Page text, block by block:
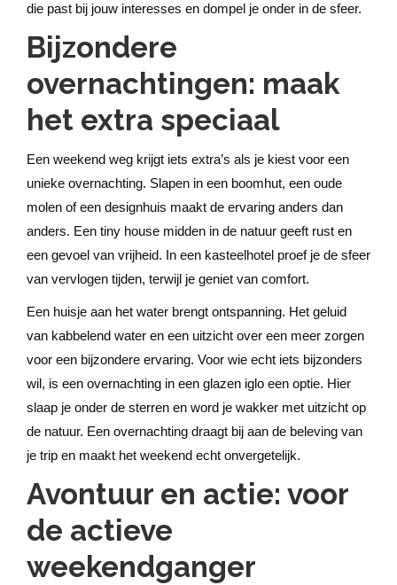
die past bij jouw interesses en dompel je onder in de sfeer.
Bijzondere
overnachtingen: maak
het extra speciaal
Een weekend weg krijgt iets extra’s als je kiest voor een
unieke overnachting. Slapen in een boomhut, een oude
molen of een designhuis maakt de ervaring anders dan
anders. Een tiny house midden in de natuur geeft rust en
een gevoel van vrijheid. In een kasteelhotel proef je de sfeer
van vervlogen tijden, terwijl je geniet van comfort.
Een huisje aan het water brengt ontspanning. Het geluid
van kabbelend water en een uitzicht over een meer zorgen
voor een bijzondere ervaring. Voor wie echt iets bijzonders
wil, is een overnachting in een glazen iglo een optie. Hier
slaap je onder de sterren en word je wakker met uitzicht op
de natuur. Een overnachting draagt bij aan de beleving van
je trip en maakt het weekend echt onvergetelijk.
Avontuur en actie: voor
de actieve
weekendganger